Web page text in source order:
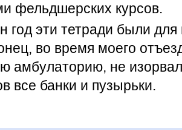
фельдшерских курсов.
год эти тетради были
во время моего
амбулаторию, не
все банки и пузырьки.